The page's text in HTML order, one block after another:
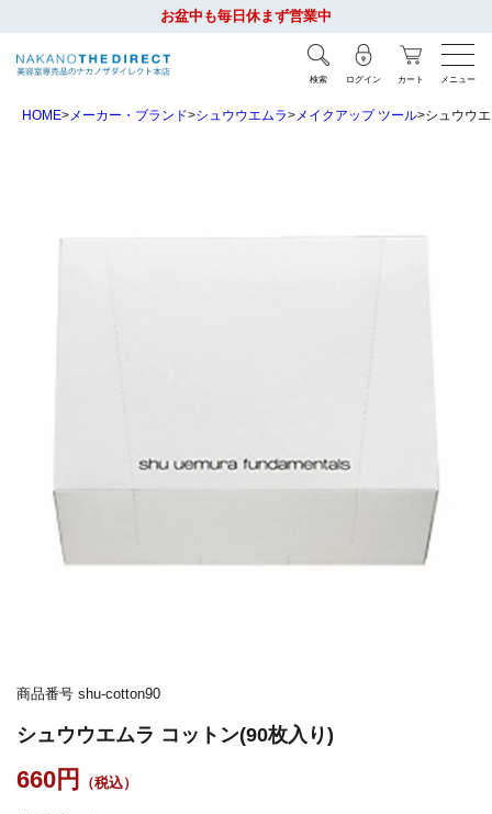
お盆中も毎日休まず営業中
検索 ログイン カート メニュー
HOME メーカー・ブランド シュウウエムラ メイクアップ ツール シュウウ
商品番号 shu-cotton90
シュウウエムラ コットン(90枚入り)
660